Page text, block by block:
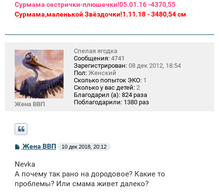
Сурмама сестрички-плюшечки!05.01.16 -4370,55
Сурмама,маленькой Звёздочки!1.11.18 - 3480,54 см
Жена ВВП
Спелая ягодка
Сообщения: 4741
Зарегистрирован: 08 дек 2012, 18:54
Пол: Женский
Сколько попыток ЭКО: 1
Сколько у вас детей: 2
Благодарил (а): 824 раза
Поблагодарили: 1380 раз
С
б
щ
н
Жена ВВП 10 дек 2018, 20:12
Nevka
А почему так рано на дородовое? Какие то
проблемы? Или смама живет далеко?